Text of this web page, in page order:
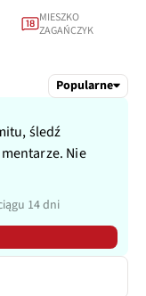
18 MIESZKO
ZAGAŃCZYK
Popularne
śledź
Nie
14 dni